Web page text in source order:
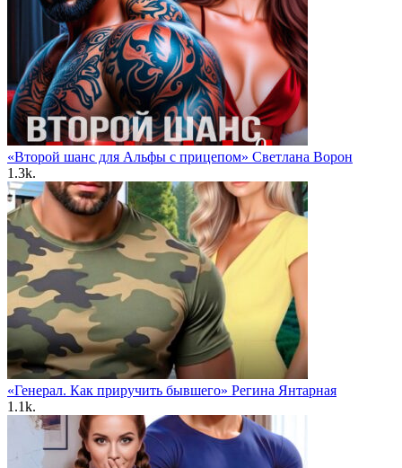
«Второй шанс для Альфы с прицепом» Светлана Ворон
1.3k.
«Генерал. Как приручить бывшего» Регина Янтарная
1.1k.